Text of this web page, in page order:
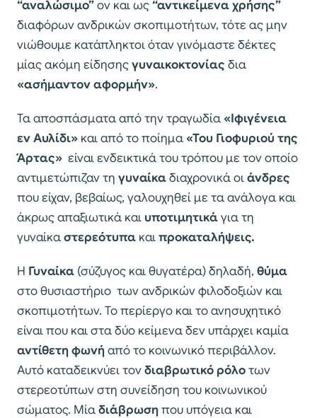
“αναλώσιμο”ον και ως“αντικείμενα χρήσης”
διαφόρων ανδρικών σκοπιμοτήτων, τότε ας μην
νιώθουμε κατάπληκτοι όταν γινόμαστε δέκτες
μίας ακόμη είδησηςγυναικοκτονίας δια
«ασήμαντον αφορμήν».
Τα αποσπάσματα από την τραγωδία«Ιφιγένεια
εν Αυλίδι» και από το ποίημα«Του Γιοφυριού της
Άρτας» είναι ενδεικτικά του τρόπου με τον οποίο
αντιμετώπιζαν τη γυναίκαδιαχρονικά οιάνδρες
που είχαν, βεβαίως, γαλουχηθεί με τα ανάλογα και
άκρως απαξιωτικά και υποτιμητικάγια τη
γυναίκαστερεότυπα καιπροκαταλήψεις.
Η Γυναίκα (σύζυγος και θυγατέρα) δηλαδή, θύμα
στο θυσιαστήριο των ανδρικών φιλοδοξιών και
σκοπιμοτήτων. Το περίεργο και το ανησυχητικό
είναι που και στα δύο κείμενα δεν υπάρχει καμία
αντίθετη φωνήαπό το κοινωνικό περιβάλλον.
Αυτό καταδεικνύει τονδιαβρωτικό ρόλοτων
στερεοτύπων στη συνείδηση του κοινωνικού
σώματος. Μίαδιάβρωσηπου υπόγεια και